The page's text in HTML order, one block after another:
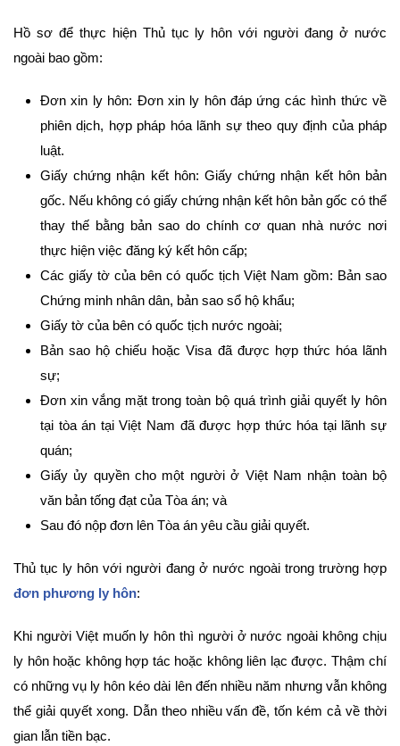
Hồ sơ để thực hiện Thủ tục ly hôn với người đang ở nước
ngoài bao gồm:
Đơn xin ly hôn: Đơn xin ly hôn đáp ứng các hình thức về
phiên dịch, hợp pháp hóa lãnh sự theo quy định của pháp
luật.
Giấy chứng nhận kết hôn: Giấy chứng nhận kết hôn bản
gốc. Nếu không có giấy chứng nhận kết hôn bản gốc có thể
thay thế bằng bản sao do chính cơ quan nhà nước nơi
thực hiện việc đăng ký kết hôn cấp;
Các giấy tờ của bên có quốc tịch Việt Nam gồm: Bản sao
Chứng minh nhân dân, bản sao sổ hộ khẩu;
Giấy tờ của bên có quốc tịch nước ngoài;
Bản sao hộ chiếu hoặc Visa đã được hợp thức hóa lãnh
sự;
Đơn xin vắng mặt trong toàn bộ quá trình giải quyết ly hôn
tại tòa án tại Việt Nam đã được hợp thức hóa tại lãnh sự
quán;
Giấy ủy quyền cho một người ở Việt Nam nhận toàn bộ
văn bản tống đạt của Tòa án; và
Sau đó nộp đơn lên Tòa án yêu cầu giải quyết.
Thủ tục ly hôn với người đang ở nước ngoài trong trường hợp
đơn phương ly hôn:
Khi người Việt muốn ly hôn thì người ở nước ngoài không chịu
ly hôn hoặc không hợp tác hoặc không liên lạc được. Thậm chí
có những vụ ly hôn kéo dài lên đến nhiều năm nhưng vẫn không
thể giải quyết xong. Dẫn theo nhiều vấn đề, tốn kém cả về thời
gian lẫn tiền bạc.